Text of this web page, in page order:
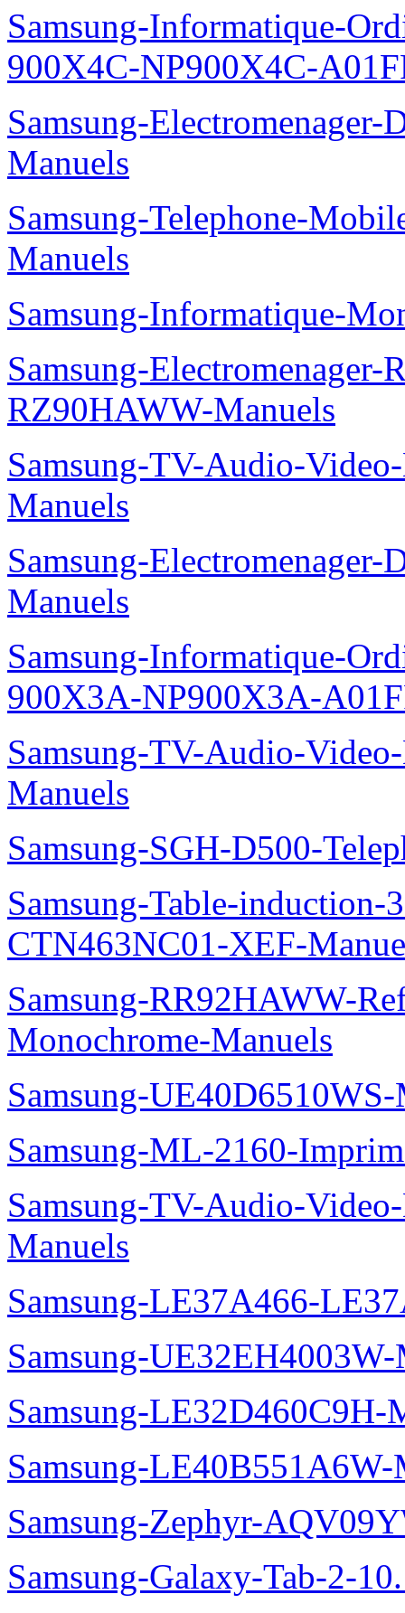
Samsung-Informatique-
900X4C-NP900X4C-
Samsung-
Manuels
Samsung-Telephone-
Manuels
Samsung-Informatique-
Samsung-Electromenager-
RZ90HAWW-Manuels
Samsung-TV-Audio-
Manuels
Samsung-
Manuels
Samsung-Informatique-
900X3A-NP900X3A-
Samsung-TV-Audio-
Manuels
Samsung-SGH-D500-
Samsung-Table-
CTN463NC01-XEF-
Samsung-RR92HAWW-
Monochrome-Manuels
Samsung-UE40D6510WS-
Samsung-ML-2160-
Samsung-TV-Audio-
Manuels
Samsung-LE37A466-
Samsung-UE32EH4003W-
Samsung-LE32D460C9H-
Samsung-LE40B551A6W-
Samsung-Zephyr-
Samsung-Galaxy-Tab-2-